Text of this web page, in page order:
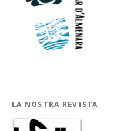
LA NOSTRA REVISTA